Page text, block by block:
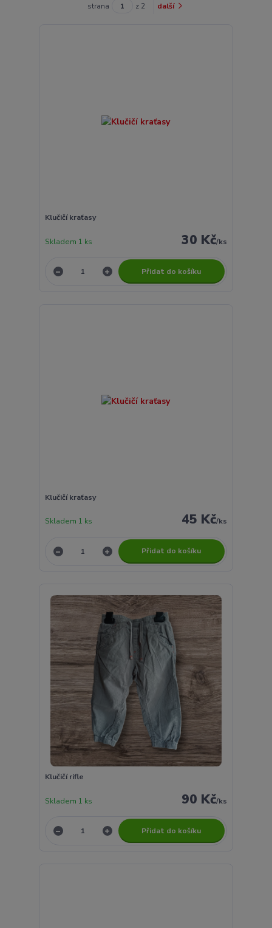
strana z 2 další
Klučičí kraťasy
30 Kč/ks
Skladem 1 ks
Přidat do košíku
Klučičí kraťasy
45 Kč/ks
Skladem 1 ks
Přidat do košíku
Klučičí rifle
90 Kč/ks
Skladem 1 ks
Přidat do košíku